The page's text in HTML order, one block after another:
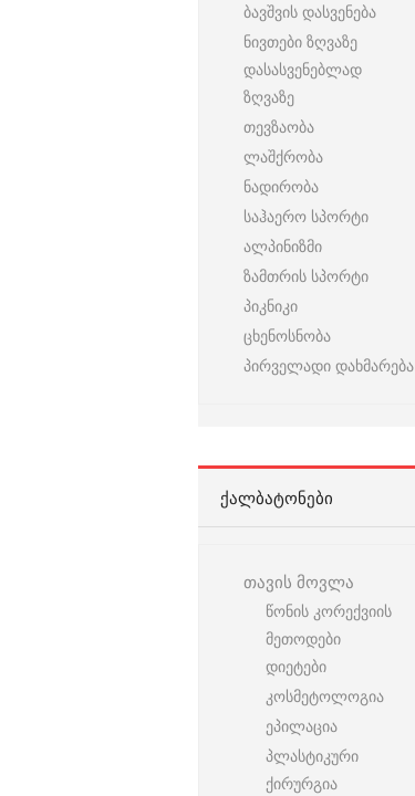
ბავშვის დასვენება
ნივთები ზღვაზე
დასასვენებლად
ზღვაზე
თევზაობა
ლაშქრობა
ნადირობა
საჰაერო სპორტი
ალპინიზმი
ზამთრის სპორტი
პიკნიკი
ცხენოსნობა
პირველადი დახმარება
ᲥᲐᲚᲑᲐᲢᲝᲜᲔᲑᲘ
თავის მოვლა
წონის კორექვიის
მეთოდები
დიეტები
კოსმეტოლოგია
ეპილაცია
პლასტიკური
ქირურგია